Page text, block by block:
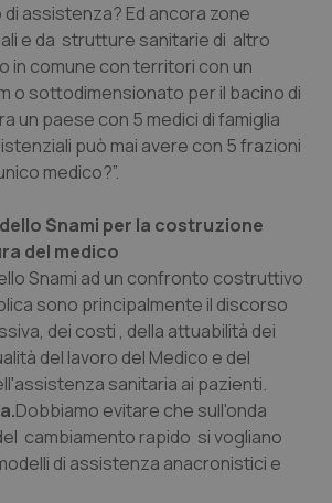
di Bolzano
& Rettocolite Ulcerosa
& patologie neurodegenerative
assistenza? Ed ancora zone
e da strutture sanitarie di altro
in comune con territori con un
o sottodimensionato per il bacino di
un paese con 5 medici di famiglia
può mai avere con 5 frazioni
medico?”.
Snami per la costruzione
del medico
Snami ad un confronto costruttivo
sono principalmente il discorso
dei costi , della attuabilità dei
del lavoro del Medico e del
sanitaria ai pazienti.
Dobbiamo evitare che sull'onda
cambiamento rapido si vogliano
di assistenza anacronistici e